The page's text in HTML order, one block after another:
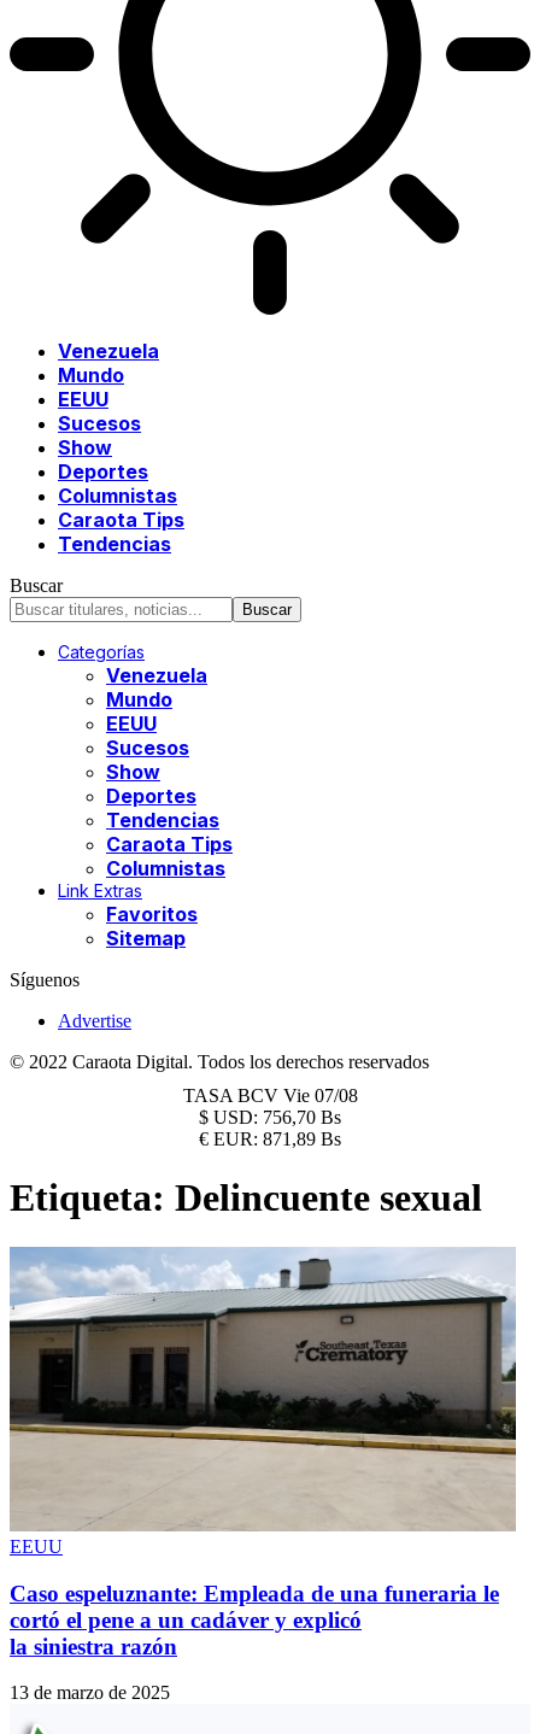
Venezuela
Mundo
EEUU
Sucesos
Show
Deportes
Columnistas
Caraota Tips
Tendencias
Buscar
Categorías
Venezuela
Mundo
EEUU
Sucesos
Show
Deportes
Tendencias
Caraota Tips
Columnistas
Link Extras
Favoritos
Sitemap
Síguenos
Advertise
© 2022 Caraota Digital. Todos los derechos reservados
TASA BCV Vie 07/08
$ USD: 756,70 Bs
€ EUR: 871,89 Bs
Etiqueta: Delincuente sexual
EEUU
Caso espeluznante: Empleada de una funeraria le
cortó el pene a un cadáver y explicó
la siniestra razón
13 de marzo de 2025